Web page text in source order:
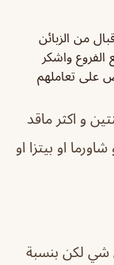
من الزبائن
واشكر
على تعاملهم
و اكثر ماقد
او بيتزا او
شي لكن بنسبة